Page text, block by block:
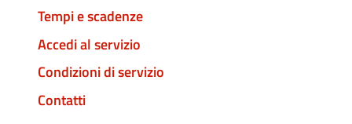
Tempi e scadenze
Accedi al servizio
Condizioni di servizio
Contatti